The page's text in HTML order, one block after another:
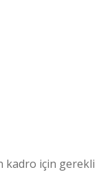
kadro için gerekli